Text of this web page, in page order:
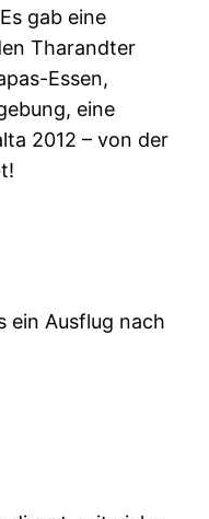
gab eine
Tharandter
Essen,
eine
2012 – von der
ein Ausflug nach